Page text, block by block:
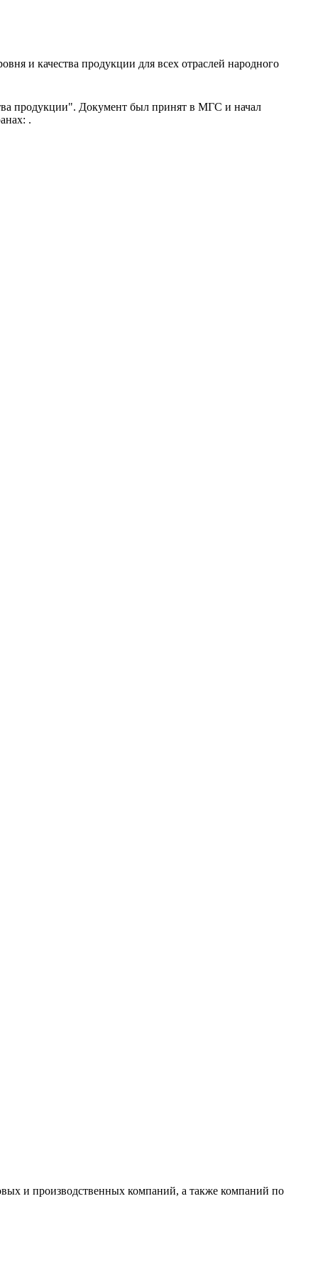
и качества продукции для всех отраслей народного
продукции". Документ был принят в МГС и начал
.
и производственных компаний, а также компаний по